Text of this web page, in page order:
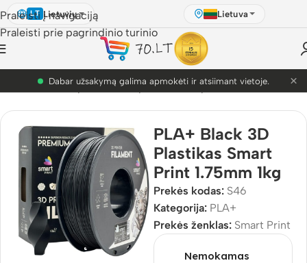
Praleisti į navigaciją
Praleisti prie pagrindinio turinio
LT Lietuvių Lietuva
PETG akcija! Dabar nuo 9.99€. ×
Pasaulis/3D Spausdinimo plastikai/3D plastikai/PLA+
PLA+ Black 3D
Plastikas Smart
Print 1.75mm 1kg
Prekės kodas: S46
Kategorija: PLA+
Prekės ženklas: Smart Print
Nemokamas